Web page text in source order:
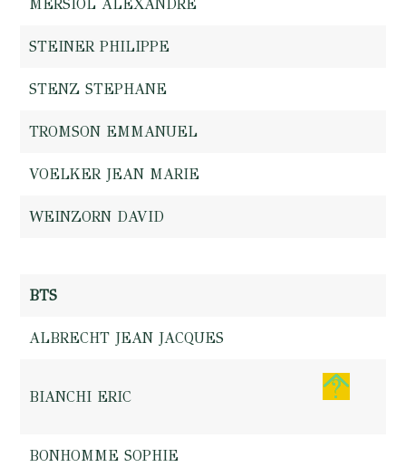
MERSIOL ALEXANDRE
STEINER PHILIPPE
STENZ STEPHANE
TROMSON EMMANUEL
VOELKER JEAN MARIE
WEINZORN DAVID
BTS
ALBRECHT JEAN JACQUES
BIANCHI ERIC
BONHOMME SOPHIE